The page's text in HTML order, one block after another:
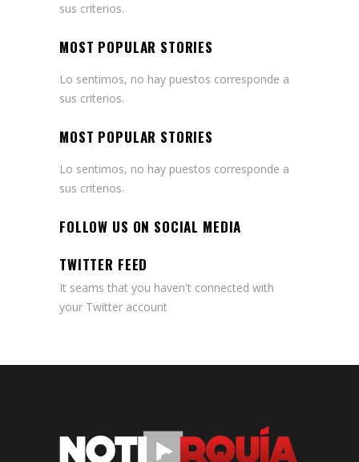
sus criterios.
MOST POPULAR STORIES
Lo sentimos, no hay puestos corresponde a
sus criterios.
MOST POPULAR STORIES
Lo sentimos, no hay puestos corresponde a
sus criterios.
FOLLOW US ON SOCIAL MEDIA
TWITTER FEED
It seams that you haven't connected with
your Twitter account